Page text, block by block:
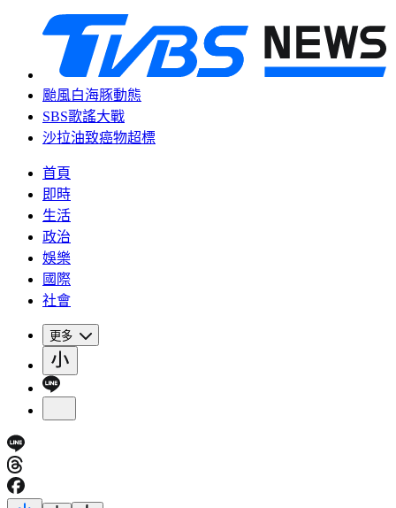
颱風白海豚動態
SBS歌謠大戰
沙拉油致癌物超標
首頁
即時
生活
政治
娛樂
國際
社會
更多